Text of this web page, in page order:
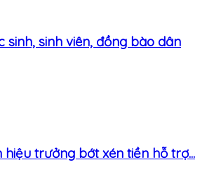
sinh, sinh viên, đồng bào dân
trưởng bớt xén tiền hỗ trợ...